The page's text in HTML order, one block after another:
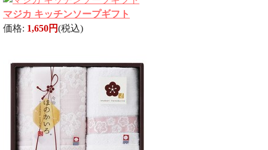
マジカ キッチンソープギフト
価格: 1,650円(税込)